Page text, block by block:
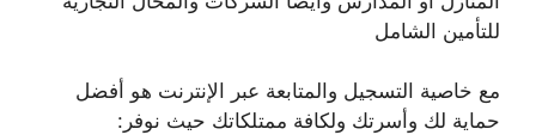
للتأمين الشامل
مع خاصية التسجيل والمتابعة عبر الإنترنت هو أفضل
حماية لك وأسرتك ولكافة ممتلكاتك حيث نوفر: